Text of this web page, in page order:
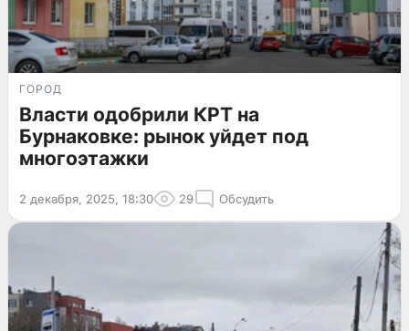
ГОРОД
Власти одобрили КРТ на
Бурнаковке: рынок уйдет под
многоэтажки
2 декабря, 2025, 18:30 29 Обсудить